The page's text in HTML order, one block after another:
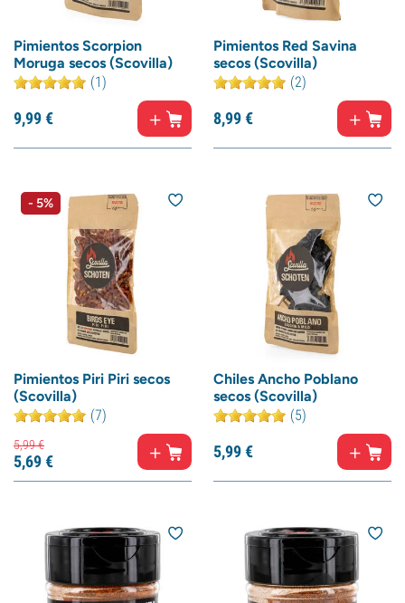
Pimientos Scorpion
Moruga secos (Scovilla)
(1)
9,99€
Pimientos Red Savina
secos (Scovilla)
(2)
8,99€
- 5%
Pimientos Piri Piri secos
(Scovilla)
(7)
5,99€
5,69€
Chiles Ancho Poblano
secos (Scovilla)
(5)
5,99€